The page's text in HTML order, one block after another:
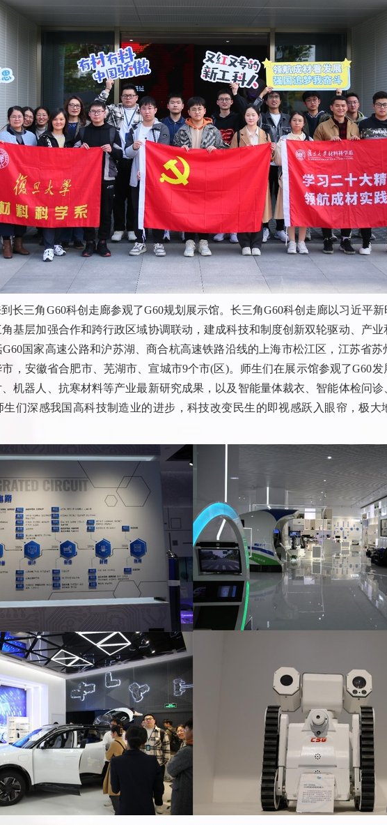
长三角G60科创走廊参观了G60规划展示馆。长三角G60科创走廊以习近平
基层加强合作和跨行政区域协调联动，建成科技和制度创新双轮驱动、产
G60国家高速公路和沪苏湖、商合杭高速铁路沿线的上海市松江区，江苏省苏
，安徽省合肥市、芜湖市、宣城市9个市(区)。师生们在展示馆参观了G60发
机器人、抗寒材料等产业最新研究成果，以及智能量体裁衣、智能体检问
们深感我国高科技制造业的进步，科技改变民生的即视感跃入眼帘，极大